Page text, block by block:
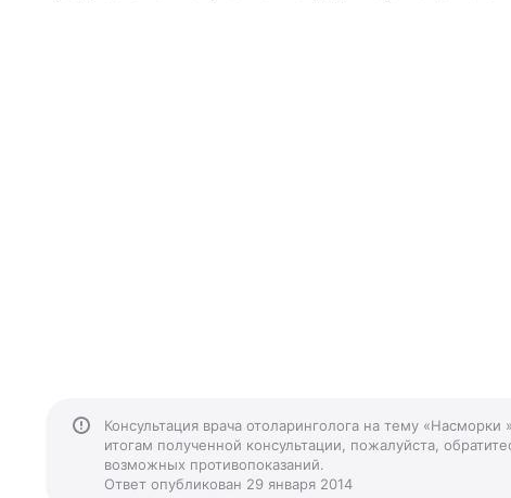
Консультация врача отоларинголога на тему
итогам полученной консультации, пожалуйста,
возможных противопоказаний.
Ответ опубликован 29 января 2014